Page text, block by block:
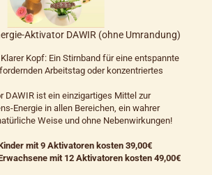
Aktivator DAWIR (ohne Umrandung)
Kopf: Ein Stirnband für eine entspannte
Arbeitstag oder konzentriertes
DAWIR ist ein einzigartiges Mittel zur
Energie in allen Bereichen, ein wahrer
Weise und ohne Nebenwirkungen!
mit 9 Aktivatoren kosten 39,00€
mit 12 Aktivatoren kosten 49,00€